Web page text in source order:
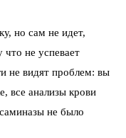
но сам не идет,
что не успевает
не видят проблем: вы
все анализы крови
не было